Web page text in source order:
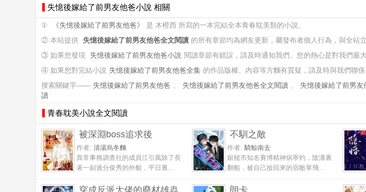
失憶後嫁給了前男友他爸小說 相關
① 《失憶後嫁給了前男友他爸》
是 木橙西 所寫的一本完結全本青春耽美類的小說。
② 本站提供
失憶後嫁給了前男友他爸全文閱讀 的所有章節均為網友更新，屬發布者個人行為，與全站立
③ 如果您發現
失憶後嫁給了前男友他爸小說 閱讀章節有錯誤，請及時通知我們。您的熱心是對我們最大
④ 如果您對完結小說 失憶後嫁給了前男友他爸全集 的作品版權、內容等方麵有質疑，請及時與我們聯
搜索關鍵字—— 失憶後嫁給了前男友他爸 、 失憶後嫁給了前男友他爸全文閱讀 、 失憶後嫁給了前男友
讀
青春耽美小說全文閱讀
被深淵boss追求後
作者: 清湯烏冬麵
異常事務調查社的成員江引風除了長
著一副過分俊秀的外貌，平日裏...
不馴之敵
作者: 騎鯨南去
銀槌市知名賽博精神病寧灼，陰溝裏
翻船，被自己撿回來的宿敵單飛...
穿成反派大佬的廢材雄蟲 朗卡